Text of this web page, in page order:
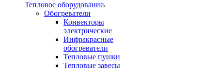
Тепловое оборудование
Обогреватели
Конвекторы
электрические
Инфракрасные
обогреватели
Тепловые пушки
Тепловые завесы